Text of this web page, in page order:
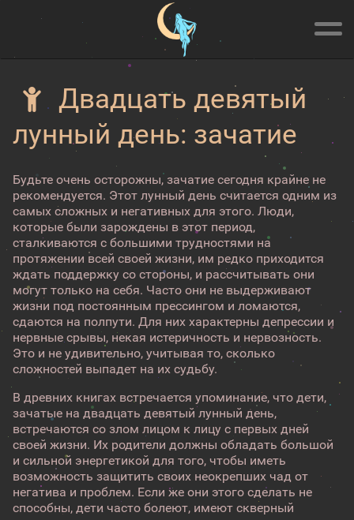
Двадцать девятый
лунный день: зачатие
Будьте очень осторожны, зачатие сегодня крайне не
рекомендуется. Этот лунный день считается одним из
самых сложных и негативных для этого. Люди,
которые были зарождены в этот период,
сталкиваются с большими трудностями на
протяжении всей своей жизни, им редко приходится
ждать поддержку со стороны, и рассчитывать они
могут только на себя. Часто они не выдерживают
жизни под постоянным прессингом и ломаются,
сдаются на полпути. Для них характерны депрессии и
нервные срывы, некая истеричность и нервозность.
Это и не удивительно, учитывая то, сколько
сложностей выпадет на их судьбу.
В древних книгах встречается упоминание, что дети,
зачатые на двадцать девятый лунный день,
встречаются со злом лицом к лицу с первых дней
своей жизни. Их родители должны обладать большой
и сильной энергетикой для того, чтобы иметь
возможность защитить своих неокрепших чад от
негатива и проблем. Если же они этого сделать не
способны, дети часто болеют, имеют скверный